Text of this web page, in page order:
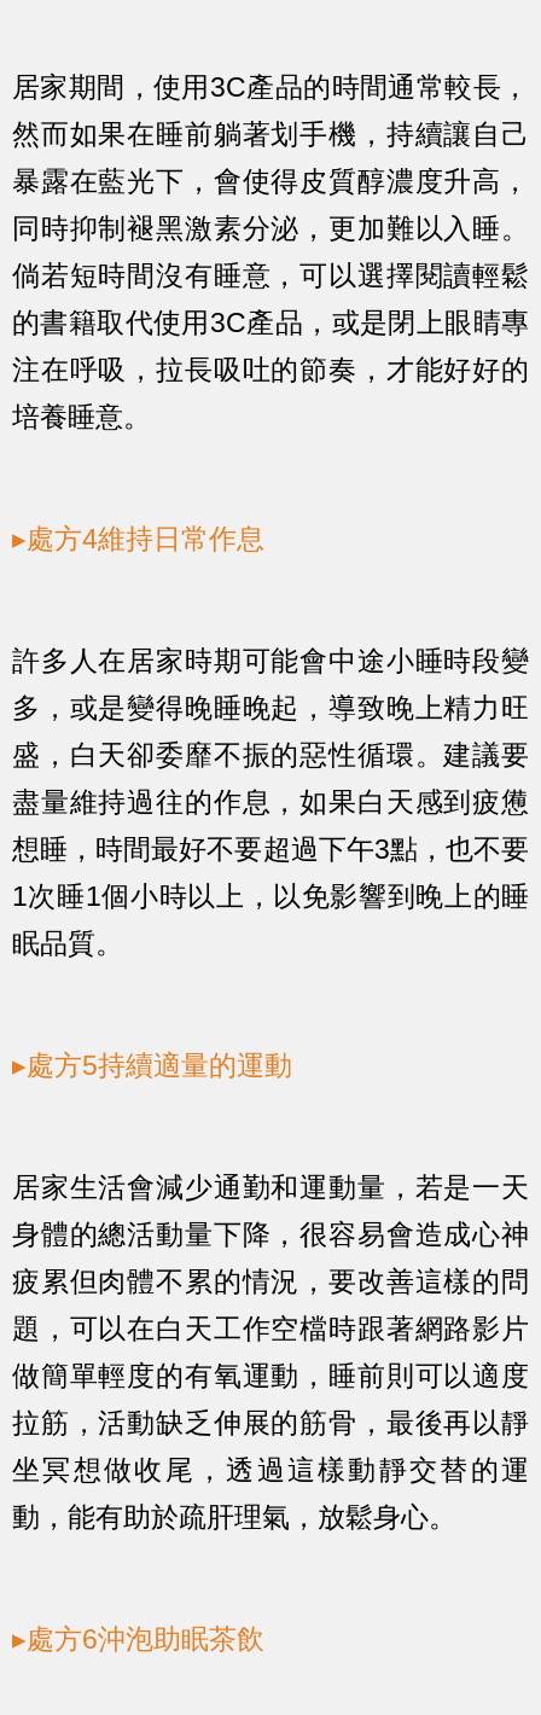
居家期間，使用3C產品的時間通常較長，
然而如果在睡前躺著划手機，持續讓自己
暴露在藍光下，會使得皮質醇濃度升高，
同時抑制褪黑激素分泌，更加難以入睡。
倘若短時間沒有睡意，可以選擇閱讀輕鬆
的書籍取代使用3C產品，或是閉上眼睛專
注在呼吸，拉長吸吐的節奏，才能好好的
培養睡意。
▸處方4維持日常作息
許多人在居家時期可能會中途小睡時段變
多，或是變得晚睡晚起，導致晚上精力旺
盛，白天卻委靡不振的惡性循環。建議要
盡量維持過往的作息，如果白天感到疲憊
想睡，時間最好不要超過下午3點，也不要
1次睡1個小時以上，以免影響到晚上的睡
眠品質。
▸處方5持續適量的運動
居家生活會減少通勤和運動量，若是一天
身體的總活動量下降，很容易會造成心神
疲累但肉體不累的情況，要改善這樣的問
題，可以在白天工作空檔時跟著網路影片
做簡單輕度的有氧運動，睡前則可以適度
拉筋，活動缺乏伸展的筋骨，最後再以靜
坐冥想做收尾，透過這樣動靜交替的運
動，能有助於疏肝理氣，放鬆身心。
▸處方6沖泡助眠茶飲